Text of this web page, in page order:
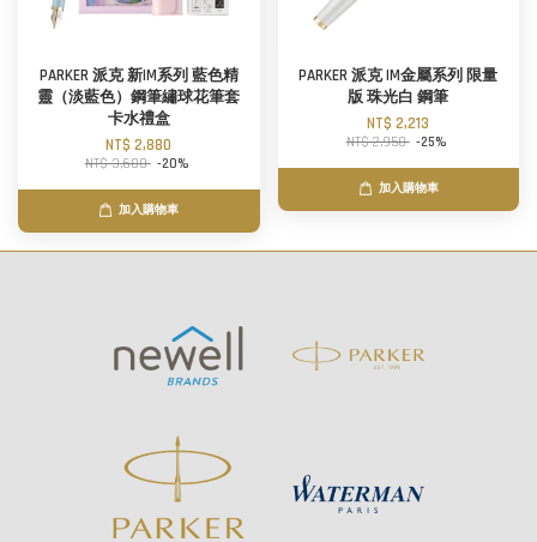
PARKER 派克 新IM系列 藍色精
靈（淡藍色）鋼筆繡球花筆套
卡水禮盒
NT$ 2,880
NT$ 3,600 -20%
加入購物車
PARKER 派克 IM金屬系列 限量
版 珠光白 鋼筆
NT$ 2,213
NT$ 2,950 -25%
加入購物車